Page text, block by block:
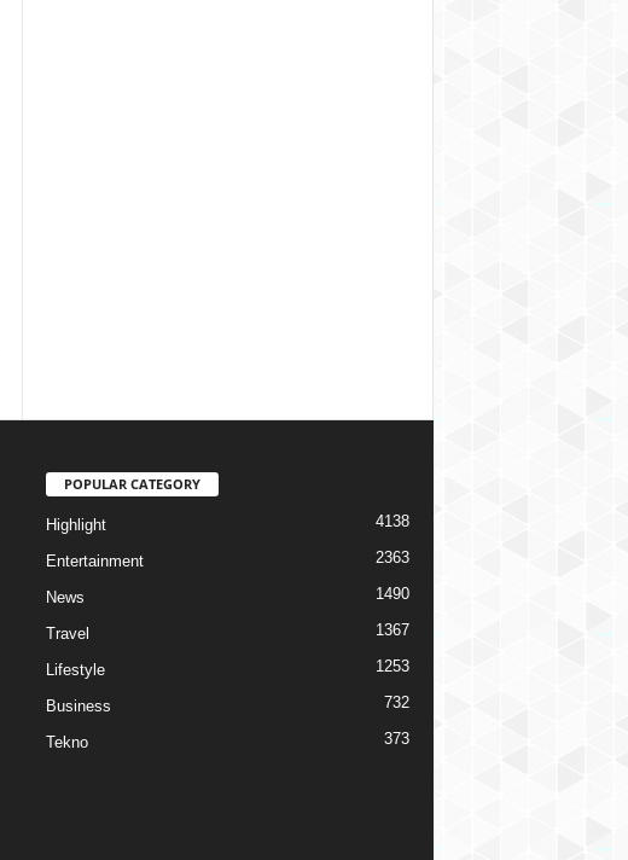
POPULAR CATEGORY
Highlight 4138
Entertainment 2363
News 1490
Travel 1367
Lifestyle 1253
Business 732
Tekno 373